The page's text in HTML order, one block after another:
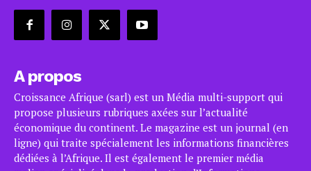
A propos
Croissance Afrique (sarl) est un Média multi-support qui
propose plusieurs rubriques axées sur l’actualité
économique du continent. Le magazine est un journal (en
ligne) qui traite spécialement les informations financières
dédiées à l’Afrique. Il est également le premier média